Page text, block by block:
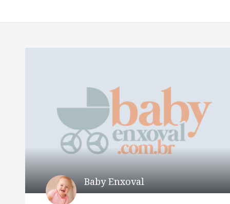
Baby Enxoval